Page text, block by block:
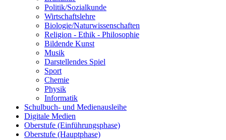
Politik/Sozialkunde
Wirtschaftslehre
Biologie/Naturwissenschaften
Religion - Ethik - Philosophie
Bildende Kunst
Musik
Darstellendes Spiel
Sport
Chemie
Physik
Informatik
Schulbuch- und Medienausleihe
Digitale Medien
Oberstufe (Einführungsphase)
Oberstufe (Hauptphase)